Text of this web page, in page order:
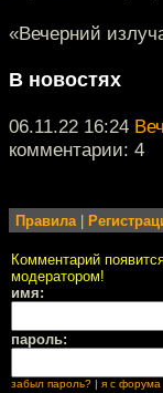
«Вечерний
В новостях
06.11.22 16:24
комментарии: 4
Правила|
Комментарий
модератором!
имя:
пароль:
забыл пароль? я с форума